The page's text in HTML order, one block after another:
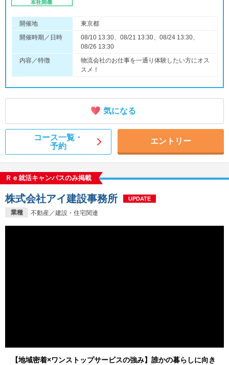
開催地
東京都
開催時期／日時
08/10 13:30、08/21 13:30、08/24 13:30、
08/26 13:30
内容／特徴
物流会社のお仕事を一通り体験したい方にオス
スメ！
気になる
コース一覧・
予約
エントリー
Ｒｅ就活キャンパスのみ掲載
業種 不動産／建設・住宅関連
株式会社アイ建設事務所 UPDATE
【地域密着×ワンストップサービスの強み】誰かの暮らしに向き